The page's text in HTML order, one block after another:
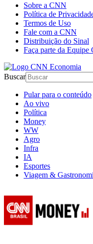
Sobre a CNN
Política de
Termos de Uso
Fale com a CNN
Distribuição do Sinal
Faça parte da Equipe
Buscar
Pular para o conteúdo
Ao vivo
Política
Money
WW
Agro
Infra
IA
Esportes
Viagem &